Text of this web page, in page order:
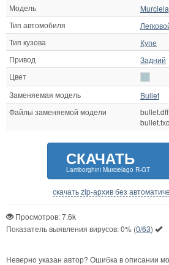
Модель
Тип автомобиля
Тип кузова
Купе
Привод
Задний
Цвет
Заменяемая модель
Bullet
Файлы заменяемой модели
СКАЧАТЬ
Lamborghini Murcielago R-GT
скачать zip-архив без
Просмотров: 7.6k
Показатель выявления вирусов:0% (0/63)
Неверно указан автор? Ошибка в описании